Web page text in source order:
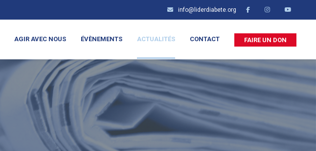
info@liderdiabete.org
AGIR AVEC NOUS ÉVÈNEMENTS ACTUALITÉS CONTACT FAIRE UN DON